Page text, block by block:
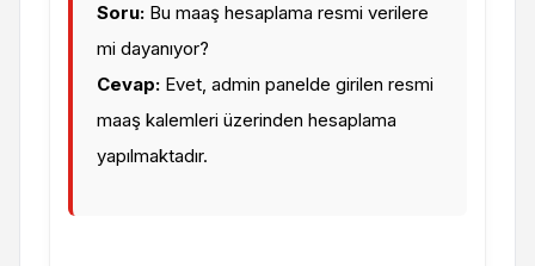
Soru: Bu maaş hesaplama resmi verilere
mi dayanıyor?
Cevap: Evet, admin panelde girilen resmi
maaş kalemleri üzerinden hesaplama
yapılmaktadır.